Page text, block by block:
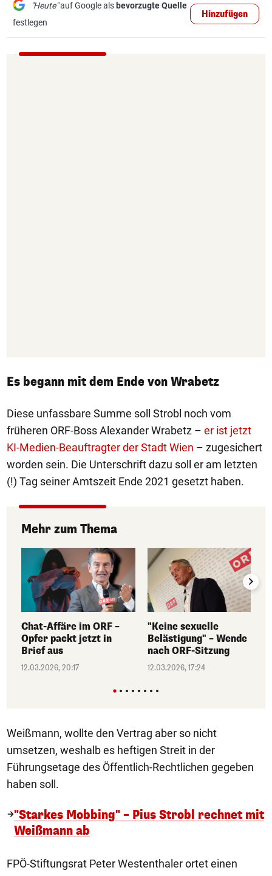
"Heute"auf Google als bevorzugte Quelle
festlegen
Hinzufügen
Es begann mit dem Ende von Wrabetz
Diese unfassbare Summe soll Strobl noch vom
früheren ORF-Boss Alexander Wrabetz – er ist jetzt
KI-Medien-Beauftragter der Stadt Wien – zugesichert
worden sein. Die Unterschrift dazu soll er am letzten
(!) Tag seiner Amtszeit Ende 2021 gesetzt haben.
Mehr zum Thema
Chat-Affäre im ORF –
Opfer packt jetzt in
Brief aus
12.03.2026, 20:17
"Keine sexuelle
Belästigung" – Wende
nach ORF-Sitzung
12.03.2026, 17:24
Weißmann, wollte den Vertrag aber so nicht
umsetzen, weshalb es heftigen Streit in der
Führungsetage des Öffentlich-Rechtlichen gegeben
haben soll.
"Starkes Mobbing" – Pius Strobl rechnet mit
Weißmann ab
FPÖ-Stiftungsrat Peter Westenthaler ortet einen